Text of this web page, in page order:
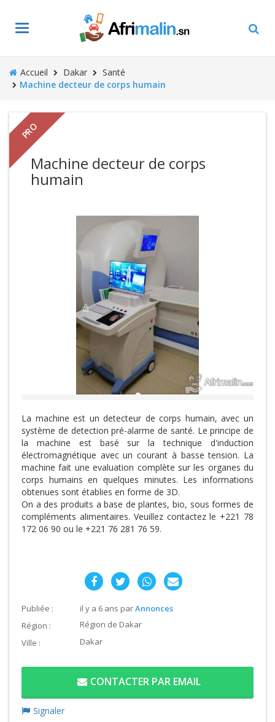
Toggle
navigation
Accueil Dakar
Santé
Machine decteur de corps humain
PRO
Machine decteur de corps
humain
La machine est un detecteur de corps humain, avec un
système de detection pré-alarme de santé. Le principe de
la machine est basé sur la technique d'induction
électromagnétique avec un courant à basse tension. La
machine fait une evaluation complète sur les organes du
corps humains en quelques minutes. Les informations
obtenues sont établies en forme de 3D.
On a des produits a base de plantes, bio, sous formes de
compléments alimentaires. Veuillez contactez le +221 78
172 06 90 ou le +221 76 281 76 59.
Publiée : il y a 6 ans parAnnonces
Région :
Région de Dakar
Ville :
Dakar
CONTACTER PAR EMAIL
Signaler